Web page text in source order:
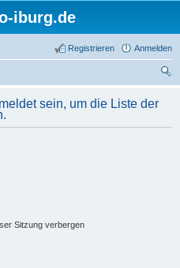
iburg.de
Anmelden
Registrieren
sein, um die Liste der
Sitzung verbergen